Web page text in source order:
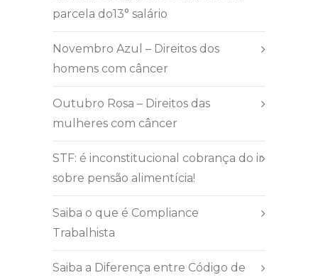
parcela do13° salário
Novembro Azul – Direitos dos
homens com câncer
Outubro Rosa – Direitos das
mulheres com câncer
STF: é inconstitucional cobrança do ir
sobre pensão alimentícia!
Saiba o que é Compliance
Trabalhista
Saiba a Diferença entre Código de